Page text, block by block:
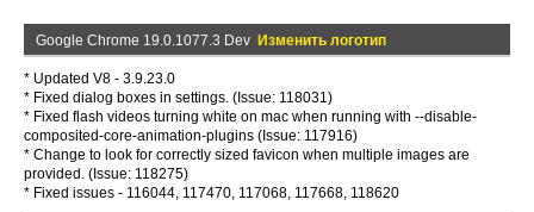
Google Chrome 19.0.1077.3 Dev Изменить логотип
* Updated V8 - 3.9.23.0
* Fixed dialog boxes in settings. (Issue: 118031)
* Fixed flash videos turning white on mac when running with --disable-
composited-core-animation-plugins (Issue: 117916)
* Change to look for correctly sized favicon when multiple images are
provided. (Issue: 118275)
* Fixed issues - 116044, 117470, 117068, 117668, 118620